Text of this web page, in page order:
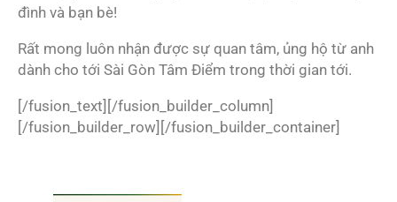
đình và bạn bè!
Rất mong luôn nhận được sự quan tâm, ủng hộ từ anh
dành cho tới Sài Gòn Tâm Điểm trong thời gian tới.
[/fusion_text][/fusion_builder_column]
[/fusion_builder_row][/fusion_builder_container]